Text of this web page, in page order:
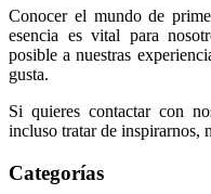
Conocer el mundo de
esencia es vital para
posible a nuestras
gusta.
Si quieres contactar con
incluso tratar de inspirarnos,
Categorías